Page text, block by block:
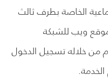
الخاصة بطرف ثالث
ويب للشبكة
من خلاله تسجيل الدخول